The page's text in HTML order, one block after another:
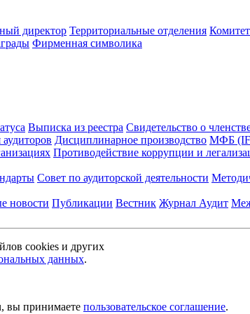
директор Территориальные отделения
Фирменная символика
Выписка из реестра Свидетельство о
аудиторов Дисциплинарное производство МФБ
Противодействие коррупции и
Совет по аудиторской деятельности
новости Публикации Вестник Журнал Аудит
cookies и других
данных.
вы принимаете пользовательское соглашение.